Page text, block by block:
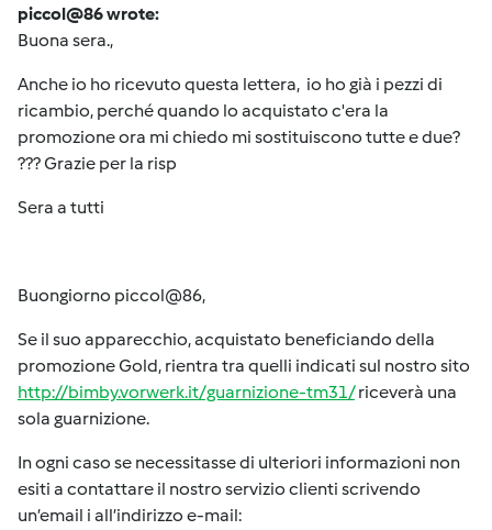
piccol@86 wrote:
Buona sera.,
Anche io ho ricevuto questa lettera, io ho già i pezzi di
ricambio, perché quando lo acquistato c'era la
promozione ora mi chiedo mi sostituiscono tutte e due?
??? Grazie per la risp
Sera a tutti
Buongiorno piccol@86,
Se il suo apparecchio, acquistato beneficiando della
promozione Gold, rientra tra quelli indicati sul nostro sito
http://bimby.vorwerk.it/guarnizione-tm31/riceverà una
sola guarnizione.
In ogni caso se necessitasse di ulteriori informazioni non
esiti a contattare il nostro servizio clienti scrivendo
un’email i all’indirizzo e-mail: